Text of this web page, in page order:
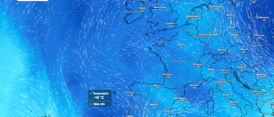
la
sur le
et que
ne